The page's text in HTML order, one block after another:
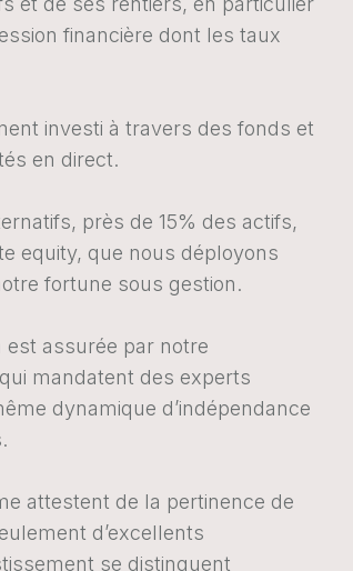
financière dont les taux
investi à travers des fonds et
en direct.
près de 15% des actifs,
equity, que nous déployons
fortune sous gestion.
est assurée par notre
mandatent des experts
dynamique d’indépendance
attestent de la pertinence de
d’excellents
se distinguent